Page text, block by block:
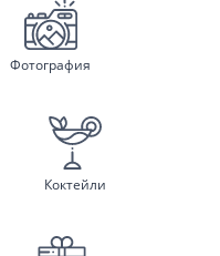
Фотография
Коктейли